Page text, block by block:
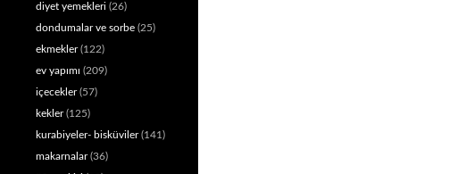
diyet yemekleri (26)
dondumalar ve sorbe (25)
ekmekler(122)
ev yapımı (209)
içecekler(57)
kekler(125)
kurabiyeler- bisküviler(141)
makarnalar(36)